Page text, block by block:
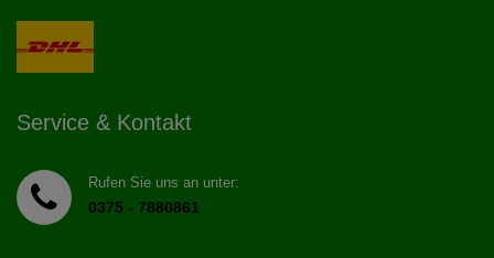
Service & Kontakt
Rufen Sie uns an unter:
0375 - 7880861